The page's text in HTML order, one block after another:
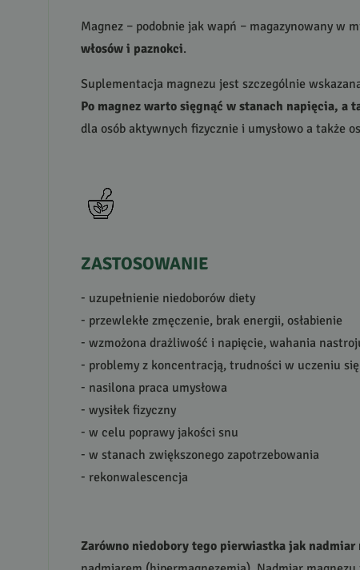
Magnez – podobnie jak wapń – magazynowany w
włosów i paznokci.
Suplementacja magnezu jest szczególnie
Po magnez warto sięgnąć w stanach napięcia, a
dla osób aktywnych fizycznie i umysłowo a także
ZASTOSOWANIE
- uzupełnienie niedoborów diety
- przewlekłe zmęczenie, brak energii, osłabienie
- wzmożona drażliwość i napięcie, wahania
- problemy z koncentracją, trudności w uczeniu się
- nasilona praca umysłowa
- wysiłek fizyczny
- w celu poprawy jakości snu
- w stanach zwiększonego zapotrzebowania
- rekonwalescencja
Zarówno niedobory tego pierwiastka jak nadmiar